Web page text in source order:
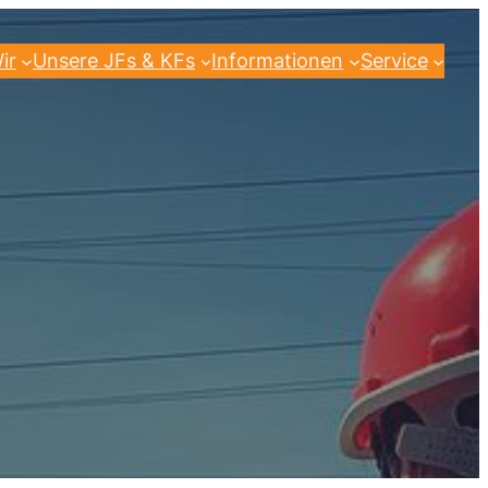
Unsere JFs & KFs Informationen Service